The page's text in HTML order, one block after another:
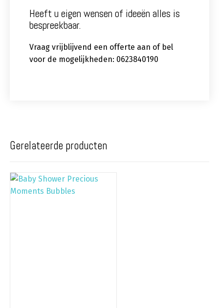
Heeft u eigen wensen of ideeën alles is
bespreekbaar.
Vraag vrijblijvend een offerte aan of bel
voor de mogelijkheden: 0623840190
Gerelateerde producten